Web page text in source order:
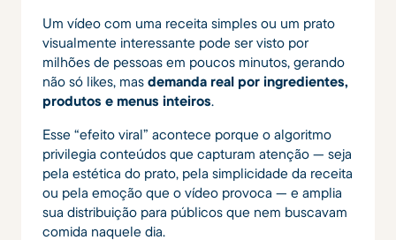
Um vídeo com uma receita simples ou um prato
visualmente interessante pode ser visto por
milhões de pessoas em poucos minutos, gerando
não só likes, mas demanda real por ingredientes,
produtos e menus inteiros.
Esse “efeito viral” acontece porque o algoritmo
privilegia conteúdos que capturam atenção — seja
pela estética do prato, pela simplicidade da receita
ou pela emoção que o vídeo provoca — e amplia
sua distribuição para públicos que nem buscavam
comida naquele dia.